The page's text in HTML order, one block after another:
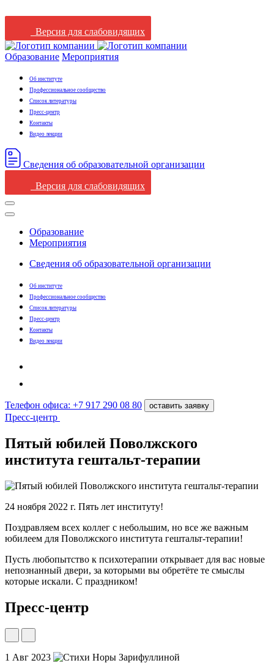
Версия для слабовидящих
Образование Мероприятия
Об институте
Профессиональное сообщество
Список литературы
Пресс-центр
Контакты
Видео лекции
Сведения oб oбразовательной oрганизации
Версия для слабовидящих
Образование
Мероприятия
Сведения oб oбразовательной oрганизации
Об институте
Профессиональное сообщество
Список литературы
Пресс-центр
Контакты
Видео лекции
Телефон офиса: +7 917 290 08 80 оставить заявку
Пресс-центр
Пятый юбилей Поволжского
института гештальт-терапии
24 ноября 2022 г. Пять лет институту!
Поздравляем всех коллег с небольшим, но все же важным
юбилеем для Поволжского института гештальт-терапии!
Пусть любопытство к психотерапии открывает для вас новые
непознанный двери, за которыми вы обретёте те смыслы
которые искали. С праздником!
Пресс-центр
1 Авг 2023